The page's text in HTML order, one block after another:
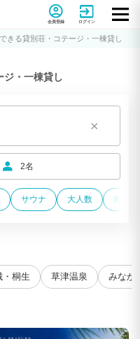
タビルモ)
会員登録 ログイン
きる貸別荘・コテージ・一棟貸し
ジ・一棟貸し
×
2名
サウナ 大人数 海が
・桐生 草津温泉 みなか